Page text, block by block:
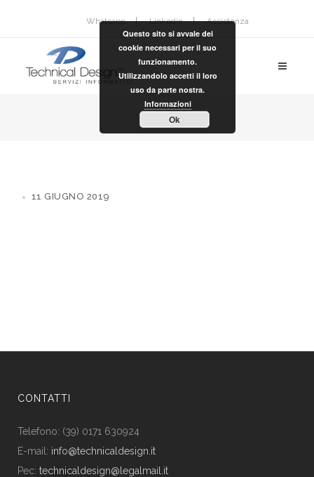
Whatsapp Linkedin Assistenza
11 GIUGNO 2019
CONTATTI
Telefono: (39) 0171 630924
E-mail: info@technicaldesign.it
Pec: technicaldesign@legalmail.it
Questo sito si avvale dei
cookie necessari per il suo
funzionamento.
Utilizzandolo accetti il loro
uso da parte nostra.
Informazioni
Ok